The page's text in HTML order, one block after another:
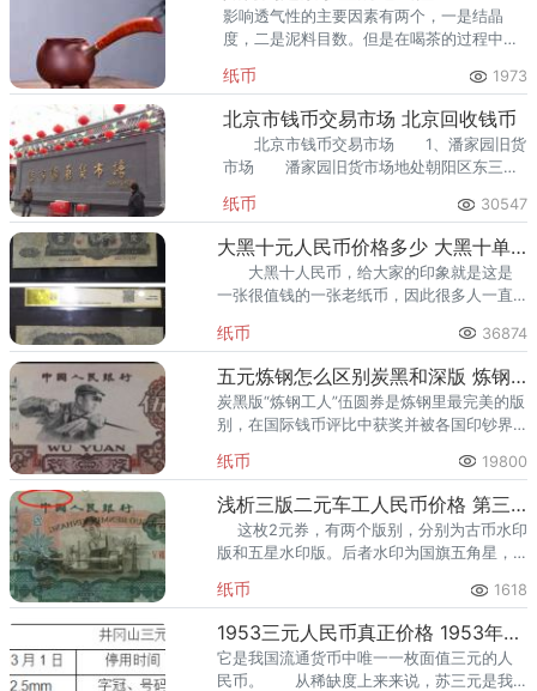
影响透气性的主要因素有两个，一是结晶
度，二是泥料目数。但是在喝茶的过程中，
据不同的茶叶、喝茶习惯来选择。
纸币 1973
北京市钱币交易市场 北京回收钱币
北京市钱币交易市场 1、潘家园旧货
市场 潘家园旧货市场地处朝阳区东三环
季，俗称“鬼市”。
纸币 30547
大黑十元人民币价格多少 大黑十单张真实价格
大黑十人民币，给大家的印象就是这是
一张很值钱的一张老纸币，因此很多人一直
的市场行情，单张的大黑十人民币真实价格
是多少呢？ 大黑十单张真实
纸币 36874
五元炼钢怎么区别炭黑和深版 炼钢五元“深版”和“炭黑”的区别方式
炭黑版“炼钢工人”伍圆券是炼钢里最完美的版
别，在国际钱币评比中获奖并被各国印钞界
品。
纸币 19800
浅析三版二元车工人民币价格 第三套车工2元纸币回收行情
版和五星水印版。后者水印为国旗五角星，
纸币 1618
1953三元人民币真正价格 1953年3元人民币价格和图片
它是我国流通货币中唯一一枚面值三元的人
民币。 从稀缺度上来来说，苏三元是我